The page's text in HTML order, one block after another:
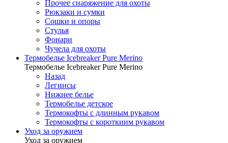
Прочее снаряжение для охоты
Рюкзаки и сумки
Сошки и опоры
Стулья
Фонари
Чучела для охоты
Термобелье Icebreaker Pure Merino
Термобелье Icebreaker Pure Merino
Назад
Легинсы
Нижнее белье
Термобелье детское
Термокофты с длинным рукавом
Термокофты с короткиим рукавом
Уход за оружием
Уход за оружием